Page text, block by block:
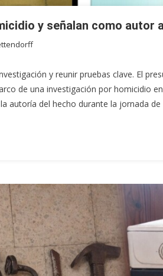
y señalan como autor
y reunir pruebas clave. El
de una investigación por homicidio
autoría del hecho durante la jornada